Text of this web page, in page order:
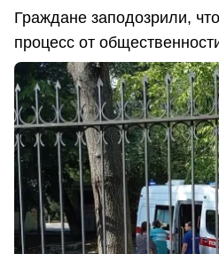
Граждане заподозрили,
процесс от